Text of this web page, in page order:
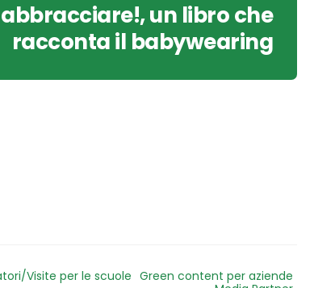
un libro che
racconta il babywearing
Visite per le scuole Green content per aziende